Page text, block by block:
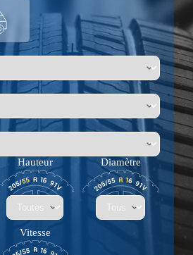
Hauteur Diamètre
Vitesse